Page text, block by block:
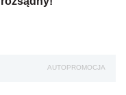
AUTOPROMOCJA